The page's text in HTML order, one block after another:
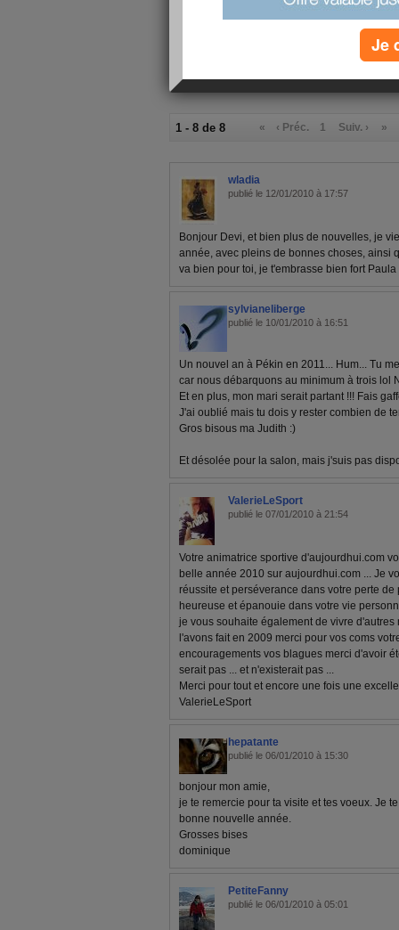
1 - 8 de 8 « ‹ Préc. 1 Suiv. › »
wladia
publié le 12/01/2010 à 17:57
Bonjour Devi, et bien plus de nouvelles, je
année, avec pleins de bonnes choses, ainsi
va bien pour toi, je t'embrasse bien fort Paula
sylvianeliberge
publié le 10/01/2010 à 16:51
Un nouvel an à Pékin en 2011... Hum... Tu
car nous débarquons au minimum à trois lol
Et en plus, mon mari serait partant !!! Fais
J'ai oublié mais tu dois y rester combien de
Gros bisous ma Judith :)
Et désolée pour la salon, mais j'suis pas
ValerieLeSport
publié le 07/01/2010 à 21:54
Votre animatrice sportive d'aujourdhui.com
belle année 2010 sur aujourdhui.com ... Je
réussite et perséverance dans votre perte de
heureuse et épanouie dans votre vie
je vous souhaite également de vivre
l'avons fait en 2009 merci pour vos coms
encouragements vos blagues merci d'avoir
serait pas ... et n'existerait pas ...
Merci pour tout et encore une fois une
ValerieLeSport
hepatante
publié le 06/01/2010 à 15:30
bonjour mon amie,
je te remercie pour ta visite et tes voeux. Je
bonne nouvelle année.
Grosses bises
dominique
PetiteFanny
publié le 06/01/2010 à 05:01
Je